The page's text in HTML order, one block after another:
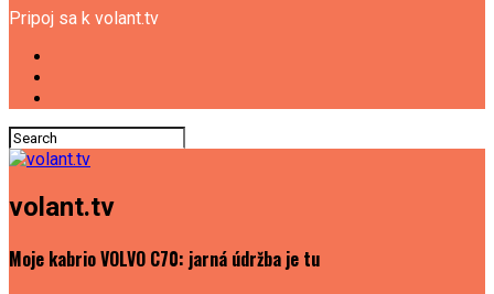
Pripoj sa k volant.tv
volant.tv
Moje kabrio VOLVO C70: jarná údržba je tu